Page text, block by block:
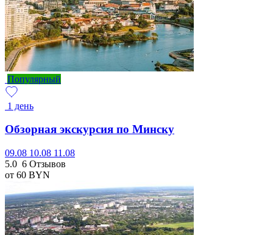
Популярный
1 день
Обзорная экскурсия по Минску
09.08 10.08 11.08
5.0 6 Отзывов
от 60 BYN